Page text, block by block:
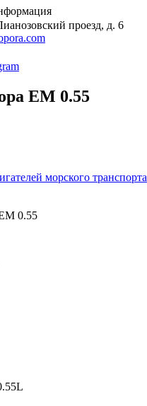
проезд, д. 6
EM 0.55
морского транспорта
0.55